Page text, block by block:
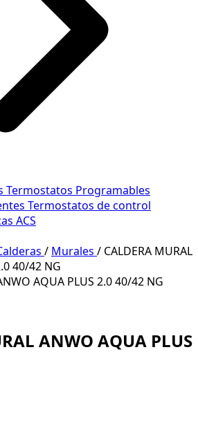
Termostatos Programables
Termostatos de control
ACS
/ Murales / CALDERA MURAL
40/42 NG
ANWO AQUA PLUS